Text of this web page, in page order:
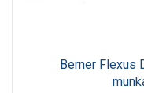
Berner Flexus